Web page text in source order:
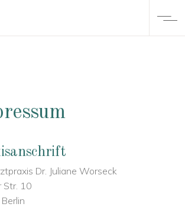
Dr. Juliane Worseck
Str. 10